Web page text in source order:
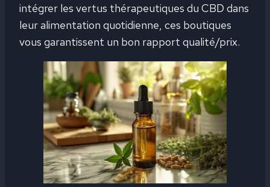
intégrer les vertus thérapeutiques du CBD dans
leur alimentation quotidienne, ces boutiques
vous garantissent un bon rapport qualité/prix.